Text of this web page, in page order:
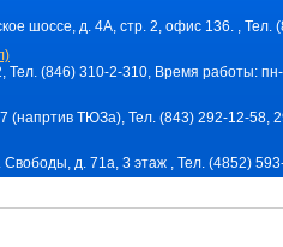
шоссе, д. 4А, стр. 2, офис 136. ,
Тел. (846) 310-2-310, Время работы:
(напртив ТЮЗа), Тел. (843) 292-12-
д. 71a, 3 этаж , Тел. (4852)